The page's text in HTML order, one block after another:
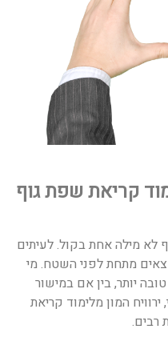
קריאת שפת גוף
לא מילה אחת בקול. לעיתים
מתחת לפני השטח. מי
יותר, בין אם במישור
המון מלימוד קריאת
רבים.